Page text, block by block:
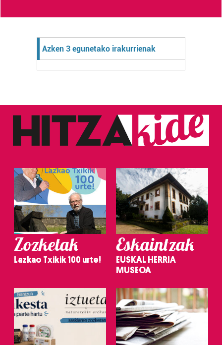
Azken 3 egunetako irakurrienak
Zozketak
Lazkao Txikik 100 urte!
Eskaintzak
EUSKAL HERRIA
MUSEOA